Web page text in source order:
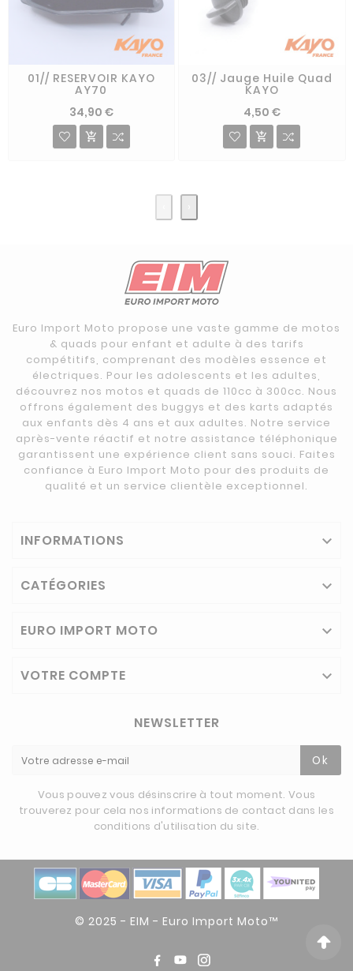
01// RESERVOIR KAYO
AY70
34,90 €

03// Jauge Huile Quad
KAYO
4,50 €

Euro Import Moto propose une vaste gamme de motos
& quads pour enfant et adulte à des tarifs
compétitifs, comprenant des modèles essence et
électriques. Pour les adolescents et les adultes,
découvrez nos motos et quads de 110cc à 300cc. Nous
offrons également des buggys et des karts adaptés
aux enfants dès 4 ans et aux adultes. Notre service
après-vente réactif et notre assistance téléphonique
garantissent une expérience client sans souci. Faites
confiance à Euro Import Moto pour des produits de
qualité et un service clientèle exceptionnel.
INFORMATIONS 
CATÉGORIES 
EURO IMPORT MOTO 
VOTRE COMPTE 
NEWSLETTER
Ok
Vous pouvez vous désinscrire à tout moment. Vous
trouverez pour cela nos informations de contact dans les
conditions d'utilisation du site.
© 2025 - EIM - Euro Import Moto™